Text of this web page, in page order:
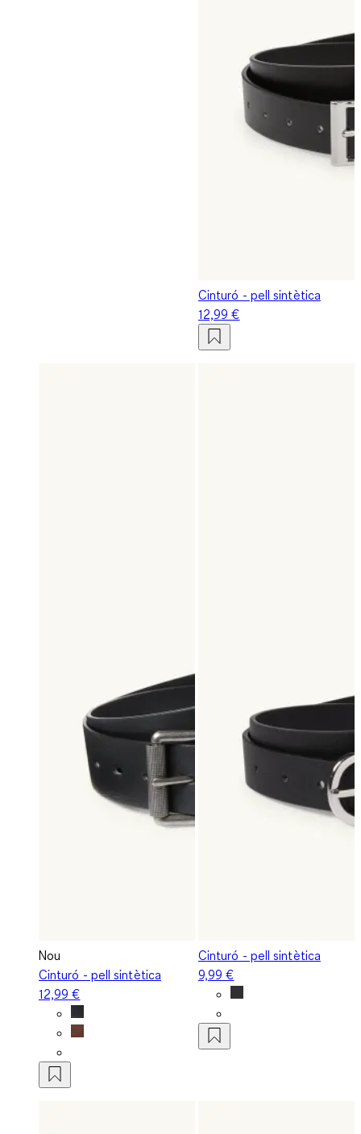
Cinturó - pell sintètica
12,99 €
Nou
Cinturó - pell sintètica
12,99 €
Cinturó - pell sintètica
9,99 €